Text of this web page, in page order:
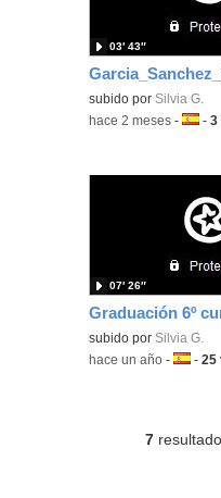
subido por Silvia G.
03′ 43″
-hace 2 meses - -3
Graduación 6º
subido por Silvia G.
07′ 26″
-hace un año -Idioma:
-25
7